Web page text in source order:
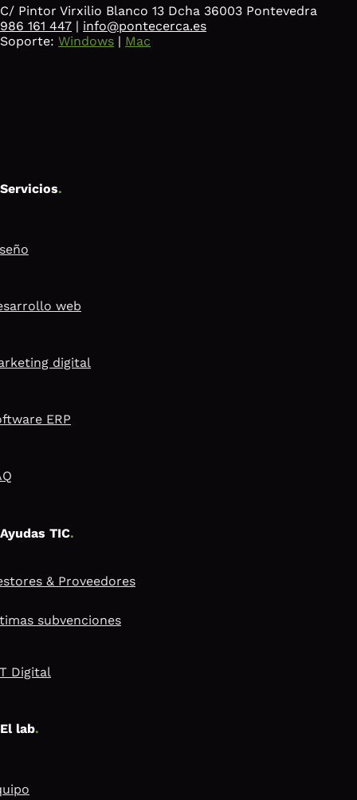
C/ Pintor Virxilio Blanco 13 Dcha 36003 Pontevedra
986 161 447 | info@pontecerca.es
Soporte: Windows | Mac
Servicios.
web
digital
ERP
Ayudas TIC.
& Proveedores
subvenciones
Digital
El lab.